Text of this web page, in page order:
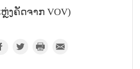
ງຄັດຈາກ VOV)